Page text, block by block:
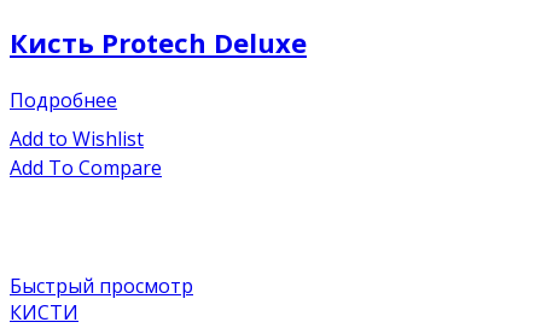
Кисть Protech Deluxe
Подробнее
Add to Wishlist
Add To Compare
Быстрый просмотр
КИСТИ